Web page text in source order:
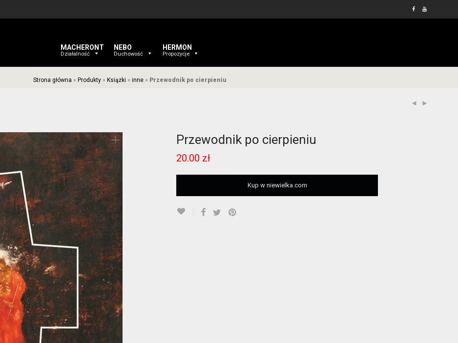
MACHERONT
Działalność
NEBO
Duchowość
HERMON
Propozycje
Strona główna » Produkty » Książki » inne » Przewodnik po cierpieniu
Przewodnik po cierpieniu
20.00 zł
Kup w niewielka.com